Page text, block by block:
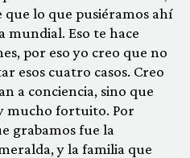
que lo que pusiéramos ahí
mundial. Eso te hace
por eso yo creo que no
esos cuatro casos. Creo
a conciencia, sino que
mucho fortuito. Por
grabamos fue la
y la familia que